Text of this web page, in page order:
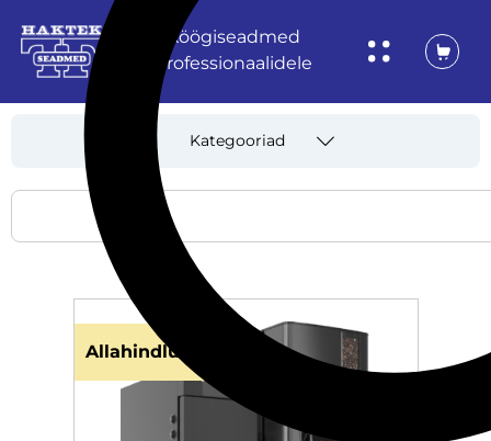
Köögiseadmed
professionaalidele
Kategooriad
Allahindlus!